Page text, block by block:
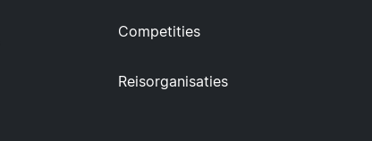
Competities
Reisorganisaties